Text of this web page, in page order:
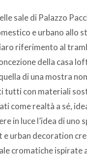
sale di Palazzo
e urbano allo
riferimento al
della casa
di una mostra
tutti con materiali
come realtà a sé,
in luce l’idea di uno
urban decoration
cromatiche ispirate